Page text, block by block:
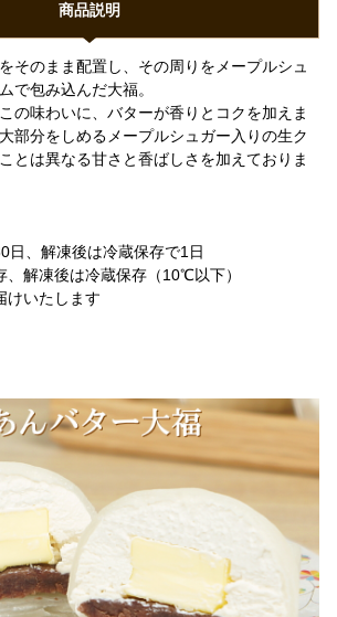
商品説明
そのまま配置し、その周りをメープルシュ
で包み込んだ大福。
の味わいに、バターが香りとコクを加えま
部分をしめるメープルシュガー入りの生ク
とは異なる甘さと香ばしさを加えておりま
日、解凍後は冷蔵保存で1日
、解凍後は冷蔵保存（10℃以下）
けいたします